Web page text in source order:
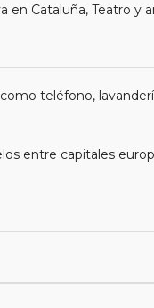
en Cataluña, Teatro y
teléfono,
entre capitales